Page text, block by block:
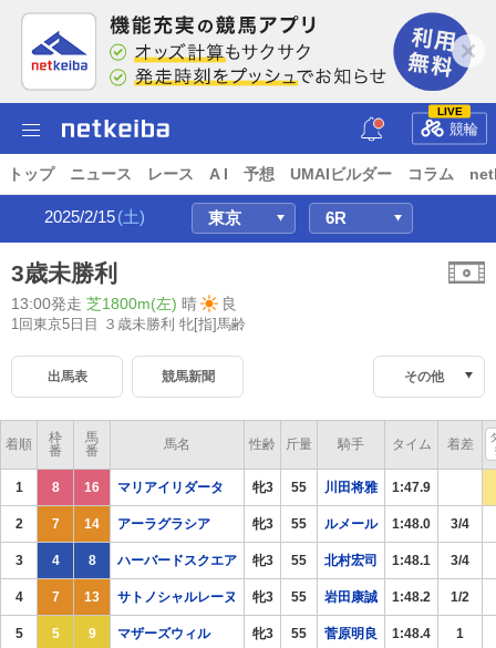
LIVE
競輪
トップ ニュース レース A I 予想 UMAIビルダー コラム
2025/2/15(土)
3歳未勝利
13:00発走 芝1800m(左) 晴 良
1回東京5日目 ３歳未勝利 牝[指]馬齢
出馬表 競馬新聞 その他
着順
枠
番
馬
番
馬名 性齢 斤量 騎手 タイム 着差
1 8 16 マリアイリダータ 牝3 55 川田将雅 1:47.9
2 7 14 アーラグラシア 牝3 55 ルメール 1:48.0 3/4
3 4 8 ハーバードスクエア 牝3 55 北村宏司 1:48.1 3/4
4 7 13 サトノシャルレーヌ 牝3 55 岩田康誠 1:48.2 1/2
5 5 9 マザーズウィル 牝3 55 菅原明良 1:48.4 1